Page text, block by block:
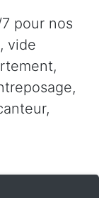
pour nos
vide